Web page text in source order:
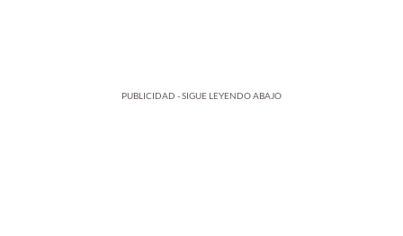
PUBLICIDAD - SIGUE LEYENDO ABAJO